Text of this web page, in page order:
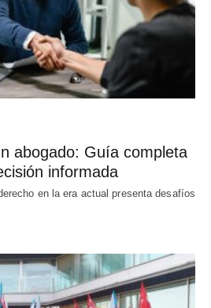
abogado: Guía completa
informada
en la era actual presenta desafíos